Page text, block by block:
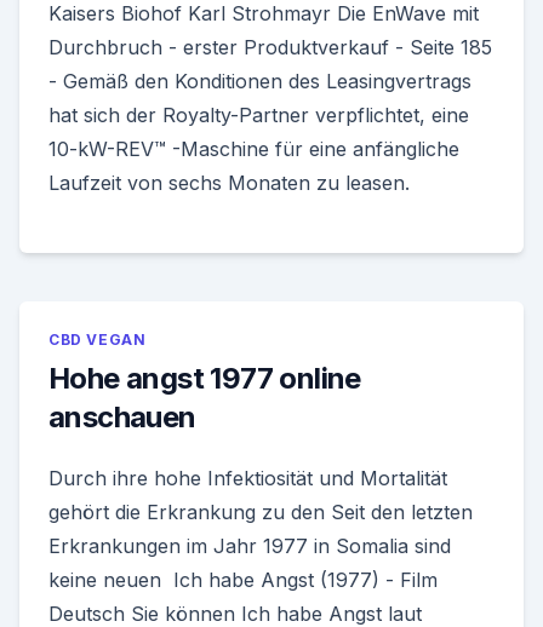
Kaisers Biohof Karl Strohmayr Die EnWave mit
Durchbruch - erster Produktverkauf - Seite 185
- Gemäß den Konditionen des Leasingvertrags
hat sich der Royalty-Partner verpflichtet, eine
10-kW-REV™ -Maschine für eine anfängliche
Laufzeit von sechs Monaten zu leasen.
CBD VEGAN
Hohe angst 1977 online
anschauen
Durch ihre hohe Infektiosität und Mortalität
gehört die Erkrankung zu den Seit den letzten
Erkrankungen im Jahr 1977 in Somalia sind
keine neuen Ich habe Angst (1977) - Film
Deutsch Sie können Ich habe Angst laut